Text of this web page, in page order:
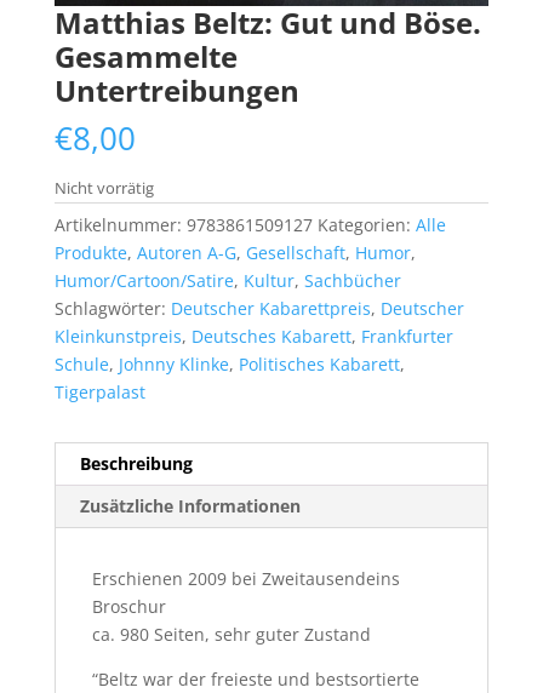
Matthias Beltz: Gut und Böse.
Gesammelte
Untertreibungen
€8,00
Nicht vorrätig
Artikelnummer: 9783861509127 Kategorien: Alle
Produkte, Autoren A-G, Gesellschaft, Humor,
Humor/Cartoon/Satire, Kultur, Sachbücher
Schlagwörter: Deutscher Kabarettpreis, Deutscher
Kleinkunstpreis, Deutsches Kabarett, Frankfurter
Schule, Johnny Klinke, Politisches Kabarett,
Tigerpalast
Beschreibung
Zusätzliche Informationen
Erschienen 2009 bei Zweitausendeins
Broschur
ca. 980 Seiten, sehr guter Zustand
“Beltz war der freieste und bestsortierte